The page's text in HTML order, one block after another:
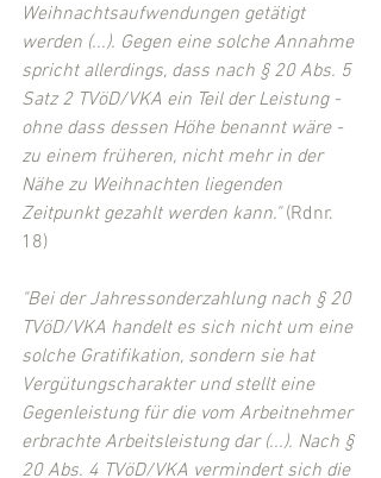
Weihnachtsaufwendungen getätigt
werden (...). Gegen eine solche Annahme
spricht allerdings, dass nach § 20 Abs. 5
Satz 2 TVöD/VKA ein Teil der Leistung -
ohne dass dessen Höhe benannt wäre -
zu einem früheren, nicht mehr in der
Nähe zu Weihnachten liegenden
Zeitpunkt gezahlt werden kann." (Rdnr.
18)
"Bei der Jahressonderzahlung nach § 20
TVöD/VKA handelt es sich nicht um eine
solche Gratifikation, sondern sie hat
Vergütungscharakter und stellt eine
Gegenleistung für die vom Arbeitnehmer
erbrachte Arbeitsleistung dar (...). Nach §
20 Abs. 4 TVöD/VKA vermindert sich die